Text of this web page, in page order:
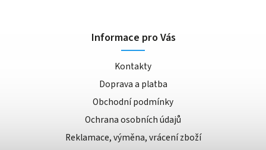
Informace pro Vás
Kontakty
Doprava a platba
Obchodní podmínky
Ochrana osobních údajů
Reklamace, výměna, vrácení zboží